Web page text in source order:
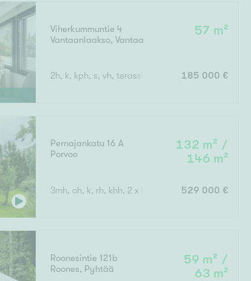
Viherkummuntie 4
Vantaanlaakso,Vantaa
57 m²
2h, k, kph, s, vh, terassi 185 000 €
Pernajankatu 16 A
Porvoo
132 m² /
146 m²
3mh, oh, k, rh, khh, 2 x kph, s 529 000 €
Roonesintie 121b
Roones, Pyhtää
59 m² /
63 m²